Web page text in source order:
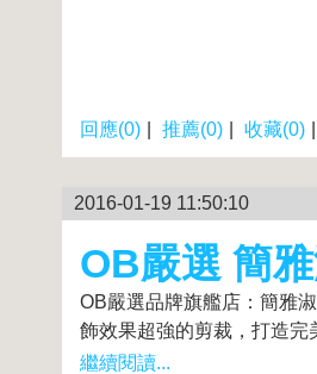
回應(0) 推薦(0) 收藏(0)
2016-01-19 11:50:10
OB嚴選 簡
OB嚴選品牌旗艦店：簡雅
飾效果超強的剪裁，打造完
繼續閱讀...